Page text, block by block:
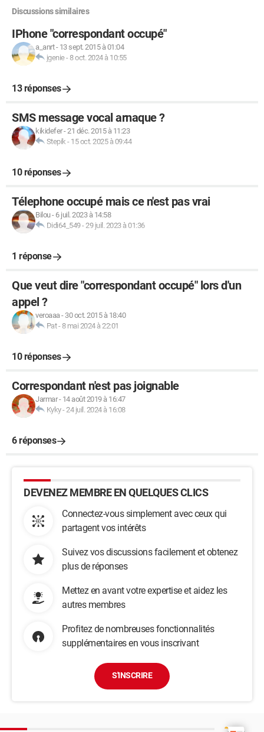
Discussions similaires
IPhone "correspondant occupé"
a_anrt- 13 sept. 2015 à 01:04
jgenie- 8 oct. 2024 à 10:55
13 réponses
SMS message vocal arnaque ?
kikidefer-21 déc. 2015 à 11:23
Stepik - 15 oct. 2025 à 09:44
10 réponses
Télephone occupé mais ce n'est pas vrai
Bilou- 6 juil. 2023 à 14:58
Didi64_549-29 juil. 2023 à 01:36
1 réponse
Que veut dire "correspondant occupé" lors d'un
appel ?
veroaaa- 30 oct. 2015 à 18:40
Pat- 8 mai 2024 à 22:01
10 réponses
Correspondant n'est pas joignable
Jarmar- 14 août 2019 à 16:47
Kyky-24 juil. 2024 à 16:08
6 réponses
DEVENEZ MEMBRE EN QUELQUES CLICS
Connectez-vous simplement avec ceux qui
partagent vos intérêts
Suivez vos discussions facilement et obtenez
plus de réponses
Mettez en avant votre expertise et aidez les
autres membres
Profitez de nombreuses fonctionnalités
supplémentaires en vous inscrivant
S'INSCRIRE